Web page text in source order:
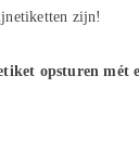
zijn!
opsturen mét